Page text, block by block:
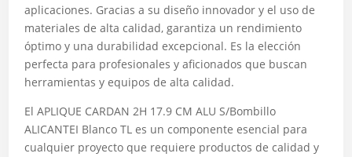
aplicaciones. Gracias a su diseño innovador y el uso de
materiales de alta calidad, garantiza un rendimiento
óptimo y una durabilidad excepcional. Es la elección
perfecta para profesionales y aficionados que buscan
herramientas y equipos de alta calidad.
El APLIQUE CARDAN 2H 17.9 CM ALU S/Bombillo
ALICANTEI Blanco TL es un componente esencial para
cualquier proyecto que requiere productos de calidad y